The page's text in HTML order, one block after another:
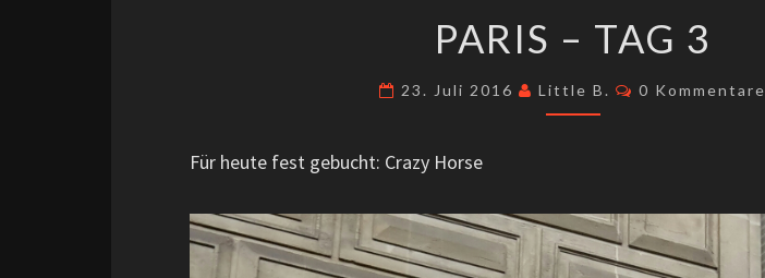
–
PARIS – TAG 3
23. Juli 2016 Little B. Kommentare
0 Kommentare
Für heute fest gebucht: Crazy Horse